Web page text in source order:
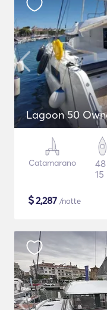
Lagoon 50
Catamarano
15
$2,287 /notte